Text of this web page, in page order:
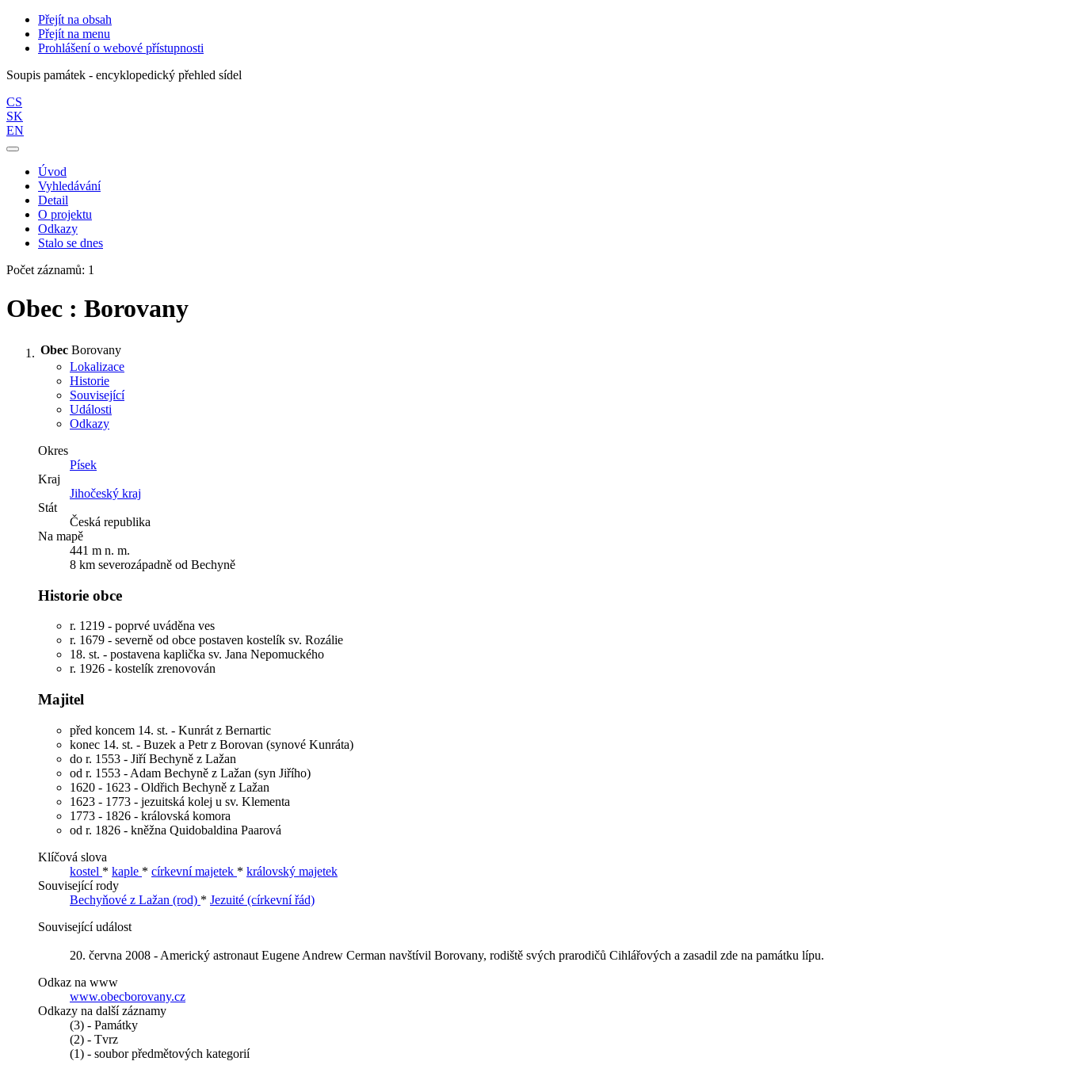
Přejít na obsah
Přejít na menu
Prohlášení o webové přístupnosti
Soupis památek - encyklopedický přehled sídel
CS
SK
EN
Úvod
Vyhledávání
Detail
O projektu
Odkazy
Stalo se dnes
Počet záznamů: 1
Obec : Borovany
Obec Borovany
Lokalizace
Historie
Související
Události
Odkazy
Okres
Písek
Kraj
Jihočeský kraj
Stát
Česká republika
Na mapě
441 m n. m.
8 km severozápadně od Bechyně
Historie obce
r. 1219 - poprvé uváděna ves
r. 1679 - severně od obce postaven kostelík sv. Rozálie
18. st. - postavena kaplička sv. Jana Nepomuckého
r. 1926 - kostelík zrenovován
Majitel
před koncem 14. st. - Kunrát z Bernartic
konec 14. st. - Buzek a Petr z Borovan (synové Kunráta)
do r. 1553 - Jiří Bechyně z Lažan
od r. 1553 - Adam Bechyně z Lažan (syn Jiřího)
1620 - 1623 - Oldřich Bechyně z Lažan
1623 - 1773 - jezuitská kolej u sv. Klementa
1773 - 1826 - královská komora
od r. 1826 - kněžna Quidobaldina Paarová
Klíčová slova
kostel * kaple * církevní majetek * královský majetek
Související rody
Bechyňové z Lažan (rod) * Jezuité (církevní řád)
Související událost
20. června 2008 - Americký astronaut Eugene Andrew Cerman navštívil Borovany, rodiště svých prarodičů Cihlářových a zasadil zde na památku lípu.
Odkaz na www
www.obecborovany.cz
Odkazy na další záznamy
(3) - Památky
(2) - Tvrz
(1) - soubor předmětových kategorií